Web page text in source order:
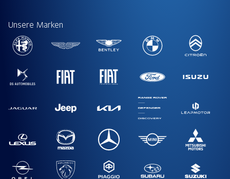
Unsere Marken